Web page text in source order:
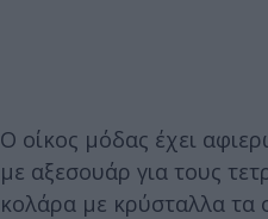
Ο οίκος μόδας έχει
με αξεσουάρ για τους
κολάρα με κρύσταλλα τα